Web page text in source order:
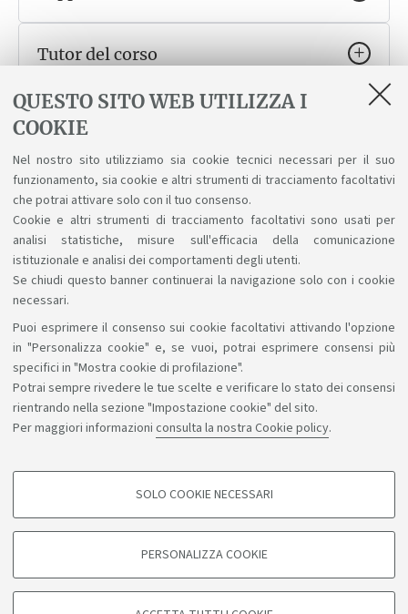
QUESTO SITO WEB UTILIZZA I
COOKIE
Nel nostro sito utilizziamo sia cookie tecnici necessari per il suo
funzionamento, sia cookie e altri strumenti di tracciamento facoltativi
che potrai attivare solo con il tuo consenso.
Cookie e altri strumenti di tracciamento facoltativi sono usati per
analisi statistiche, misure sull'efficacia della comunicazione
istituzionale e analisi dei comportamenti degli utenti.
Se chiudi questo banner continuerai la navigazione solo con i cookie
necessari.
Puoi esprimere il consenso sui cookie facoltativi attivando l'opzione
in "Personalizza cookie" e, se vuoi, potrai esprimere consensi più
specifici in "Mostra cookie di profilazione".
Potrai sempre rivedere le tue scelte e verificare lo stato dei consensi
rientrando nella sezione "Impostazione cookie" del sito.
Per maggiori informazioni consulta la nostra Cookie policy.
COOKIE DI PROFILAZIONE - FACOLTATIVI
degli utenti, creare profili in base al loro comportamento sul sito, per analisi
di marketing.
SOLO COOKIE NECESSARI
PERSONALIZZA COOKIE
Tutor del corso
Ufficio contribuzioni studentesche
Ufficio International desk
Sosteniamo il diritto alla conoscenza
Seguici su:
CF: 80007010376